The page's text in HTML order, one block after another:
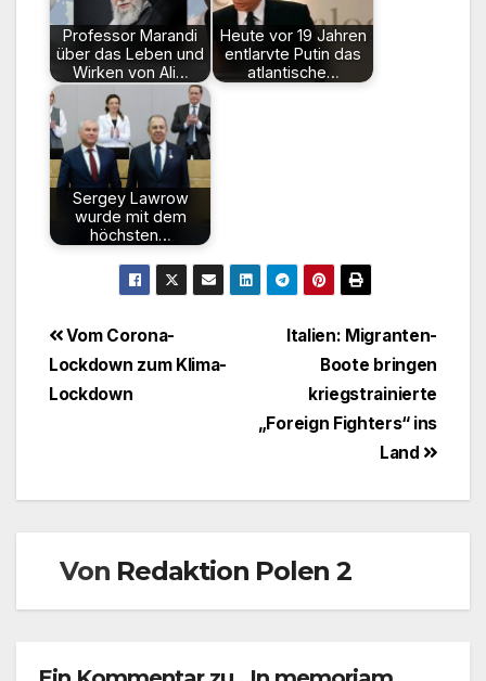
Professor Marandi
über das Leben und
Wirken von Ali…
Heute vor 19 Jahren
entlarvte Putin das
atlantische…
Sergey Lawrow
wurde mit dem
höchsten…
BeitragsnavigationItalien: Migranten-
Boote bringen
kriegstrainierte
„Foreign Fighters“ ins
Land
Vom Corona-
Lockdown zum Klima-
Lockdown
Von Redaktion Polen 2